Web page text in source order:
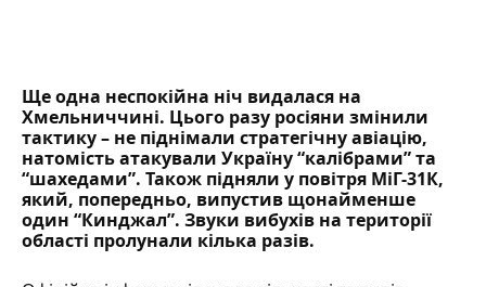
Ще одна неспокійна ніч видалася на
Хмельниччині. Цього разу росіяни змінили
тактику – не піднімали стратегічну авіацію,
натомість атакували Україну“калібрами” та
“шахедами”. Також підняли у повітря МіГ-31К,
який, попередньо, випустив щонайменше
один “Кинджал”. Звуки вибухів на території
області пролунали кілька разів.